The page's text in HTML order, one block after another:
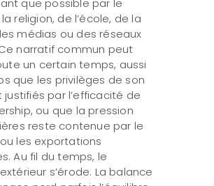
que possible par le
religion, de l’école, de la
médias ou des réseaux
narratif commun peut
un certain temps, aussi
que les privilèges de son
justifiés par l’efficacité de
ou que la pression
reste contenue par le
les exportations
Au fil du temps, le
s’érode. La balance